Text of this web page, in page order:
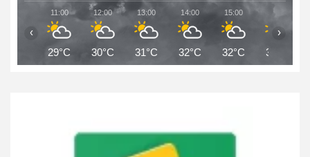
11:00
29°C
12:00
30°C
13:00
31°C
14:00
32°C
15:00
32°C
16:00
31°C
‹ ›